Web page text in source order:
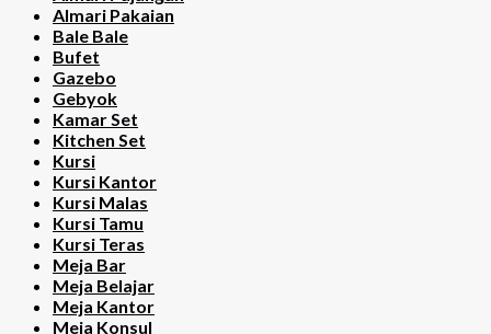
Almari Pakaian
Bale Bale
Bufet
Gazebo
Gebyok
Kamar Set
Kitchen Set
Kursi
Kursi Kantor
Kursi Malas
Kursi Tamu
Kursi Teras
Meja Bar
Meja Belajar
Meja Kantor
Meja Konsul